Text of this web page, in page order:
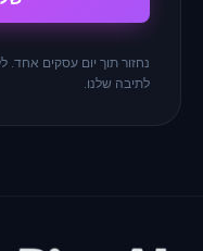
נחזור תוך יום עסקים
לתיבה שלנו.